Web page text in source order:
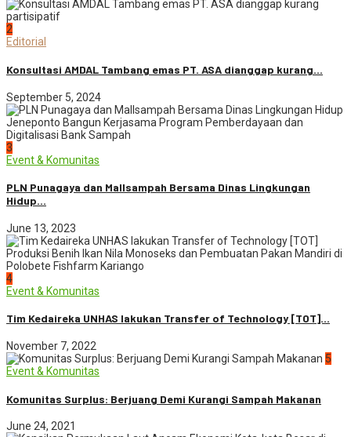
2
Editorial
Konsultasi AMDAL Tambang emas PT. ASA dianggap kurang...
September 5, 2024
3
Event & Komunitas
PLN Punagaya dan Mallsampah Bersama Dinas Lingkungan
Hidup...
June 13, 2023
4
Event & Komunitas
Tim Kedaireka UNHAS lakukan Transfer of Technology [TOT]...
November 7, 2022
5
Event & Komunitas
Komunitas Surplus: Berjuang Demi Kurangi Sampah Makanan
June 24, 2021